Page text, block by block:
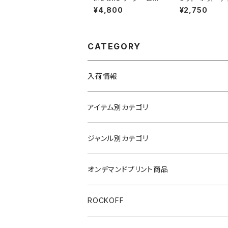
ャー・ダルトリー ピート・
タウンゼント キース・ム
ディース ROCKOFF w
¥4,800
パーズ レッチリ
rnication カリフ
¥2,750
CATEGORY
入荷情報
アイテム別カテゴリ
半袖
ブラック/グレー系
ホワイト
長袖
キッズ
ジャンル別カテゴリ
オリジナルデザイン
スカルファミリー
映画Ｔシャツ
オンデマンドプリント商品
ROCKOFF